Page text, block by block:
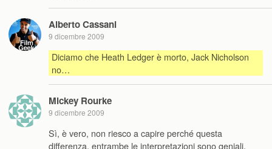
Alberto Cassani
9 dicembre 2009
Diciamo che Heath Ledger è morto, Jack Nicholson
no…
Mickey Rourke
9 dicembre 2009
Sì, è vero, non riesco a capire perché questa
differenza, entrambe le interpretazioni sono geniali,